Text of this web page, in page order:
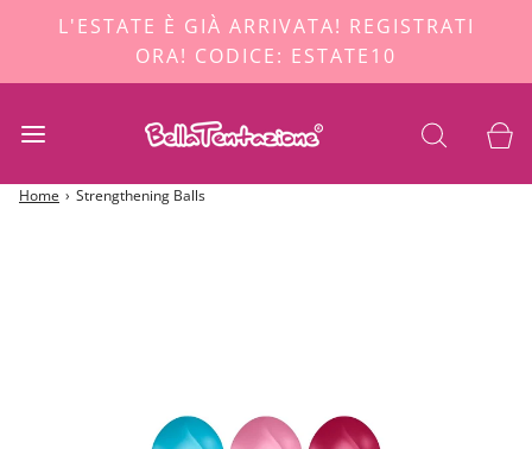
L'ESTATE È GIÀ ARRIVATA! REGISTRATI
ORA! CODICE: ESTATE10
Home › Strengthening Balls